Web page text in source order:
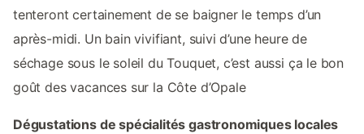
tenteront certainement de se baigner le temps d’un
après-midi. Un bain vivifiant, suivi d’une heure de
séchage sous le soleil du Touquet, c’est aussi ça le bon
goût des vacances sur la Côte d’Opale
Dégustations de spécialités gastronomiques locales